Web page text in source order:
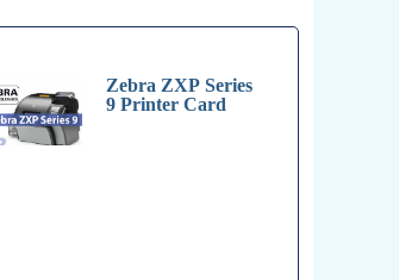
Zebra ZXP Series
9 Printer Card